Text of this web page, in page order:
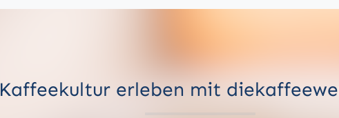
Kaffeekultur erleben mit